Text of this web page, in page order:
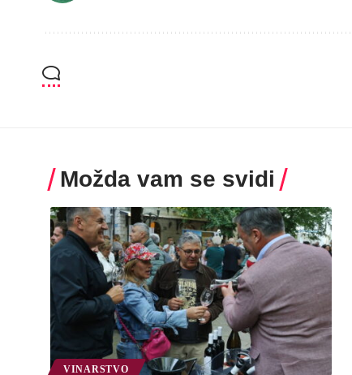
Možda vam se svidi
VINARSTVO